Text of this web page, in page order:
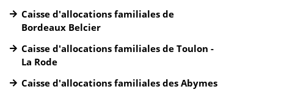
Caisse d'allocations familiales de
Bordeaux Belcier
Caisse d'allocations familiales de Toulon -
La Rode
Caisse d'allocations familiales des Abymes